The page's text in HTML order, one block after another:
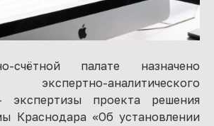
счётной палате назначено
аналитического
экспертизы проекта решения
Краснодара «Об установлении